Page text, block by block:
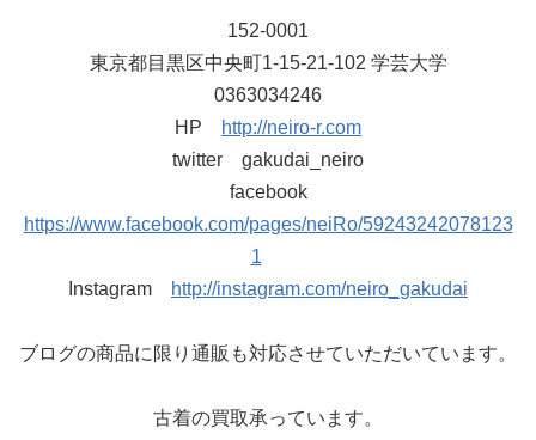
152-0001
東京都目黒区中央町1-15-21-102 学芸大学
0363034246
HP
http://neiro-r.com
twitter gakudai_neiro
facebook
https://www.facebook.com/pages/neiRo/59243242078123
1
Instagram
http://instagram.com/neiro_gakudai
ブログの商品に限り通販も対応させていただいています。
古着の買取承っています。